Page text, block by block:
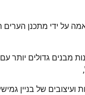
על ידי מתכנן הערים
מבנים גדולים יותר
של בניין